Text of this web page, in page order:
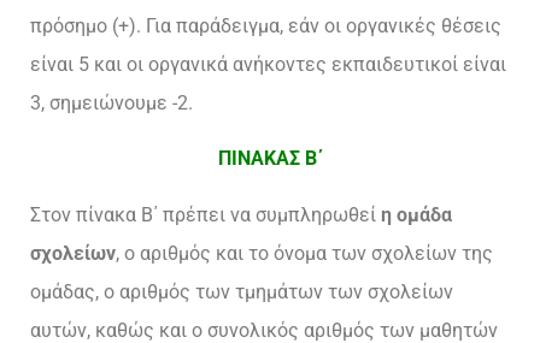
πρόσημο (+). Για παράδειγμα, εάν οι οργανικές θέσεις
είναι 5 και οι οργανικά ανήκοντες εκπαιδευτικοί είναι
3, σημειώνουμε -2.
ΠΙΝΑΚΑΣ Β΄
Στον πίνακα Β΄ πρέπει να συμπληρωθεί η ομάδα
σχολείων, ο αριθμός και το όνομα των σχολείων της
ομάδας, ο αριθμός των τμημάτων των σχολείων
αυτών, καθώς και ο συνολικός αριθμός των μαθητών